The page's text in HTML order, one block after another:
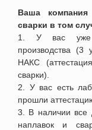
Ваша компания
сварки в том
1. У вас уже
производства (3
НАКС
сварки).
2. У вас есть
прошли
3. В наличии все
наплавок и